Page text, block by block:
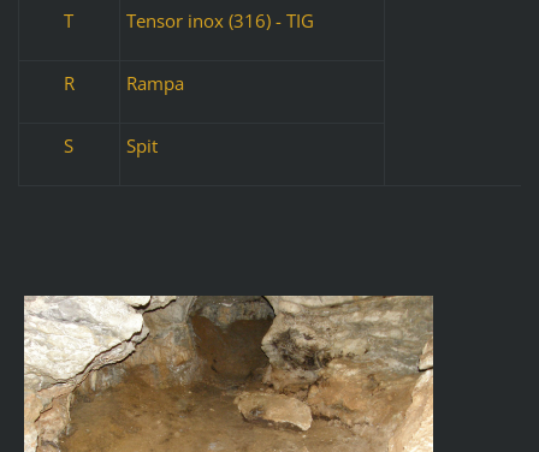
T Tensor inox (316) - TIG
R Rampa
S Spit